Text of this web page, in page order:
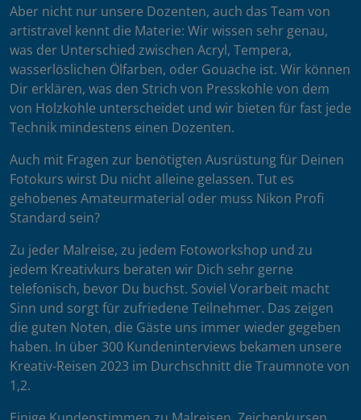
Aber nicht nur unsere Dozenten, auch das Team von
artistravel kennt die Materie: Wir wissen sehr genau,
was der Unterschied zwischen Acryl, Tempera,
wasserlöslichen Ölfarben, oder Gouache ist. Wir können
Dir erklären, was den Strich von Presskohle von dem
von Holzkohle unterscheidet und wir bieten für fast jede
Technik mindestens einen Dozenten.
Auch mit Fragen zur benötigten Ausrüstung für Deinen
Fotokurs wirst Du nicht alleine gelassen. Tut es
gehobenes Amateurmaterial oder muss Nikon Profi
Standard sein?
Zu jeder Malreise, zu jedem Fotoworkshop und zu
jedem Kreativkurs beraten wir Dich sehr gerne
telefonisch, bevor Du buchst. Soviel Vorarbeit macht
Sinn und sorgt für zufriedene Teilnehmer. Das zeigen
die guten Noten, die Gäste uns immer wieder gegeben
haben. In über 300 Kundeninterviews bekamen unsere
Kreativ-Reisen 2023 im Durchschnitt die Traumnote von
1,2.